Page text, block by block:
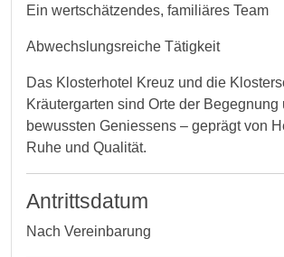
Ein wertschätzendes, familiäres Team
Abwechslungsreiche Tätigkeit
Das Klosterhotel Kreuz und die
Kräutergarten sind Orte der Begegnung
bewussten Geniessens – geprägt von
Ruhe und Qualität.
Antrittsdatum
Nach Vereinbarung